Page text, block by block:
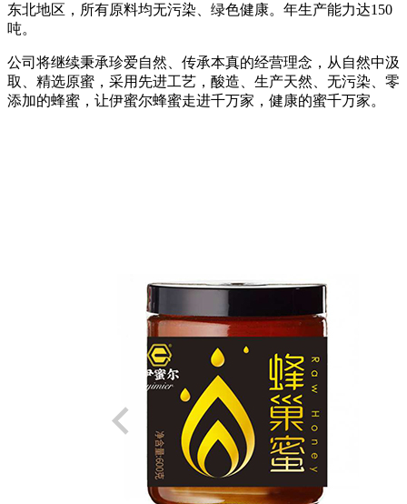
东北地区，所有原料均无污染、绿色健康。年生产能力达150
吨。
公司将继续秉承珍爱自然、传承本真的经营理念，从自然中汲
取、精选原蜜，采用先进工艺，酸造、生产天然、无污染、零
添加的蜂蜜，让伊蜜尔蜂蜜走进千万家，健康的蜜千万家。